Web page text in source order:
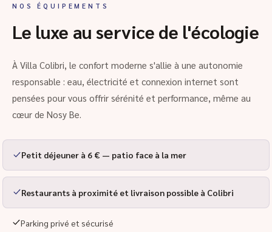
NOS ÉQUIPEMENTS
Le luxe au service de l'écologie
À Villa Colibri, le confort moderne s'allie à une autonomie
responsable : eau, électricité et connexion internet sont
pensées pour vous offrir sérénité et performance, même au
cœur de Nosy Be.
Petit déjeuner à 6 € — patio face à la mer
Restaurants à proximité et livraison possible à Colibri
Parking privé et sécurisé